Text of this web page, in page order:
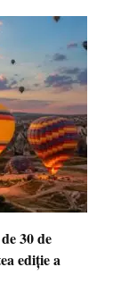
30 de
ediție a